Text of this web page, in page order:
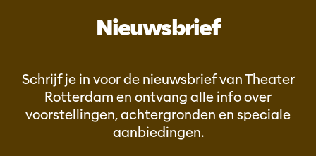
Nieuwsbrief
Schrijf je in voor de nieuwsbrief van Theater
Rotterdam en ontvang alle info over
voorstellingen, achtergronden en speciale
aanbiedingen.